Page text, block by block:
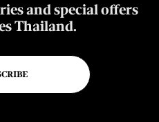
and special offers
Thailand.